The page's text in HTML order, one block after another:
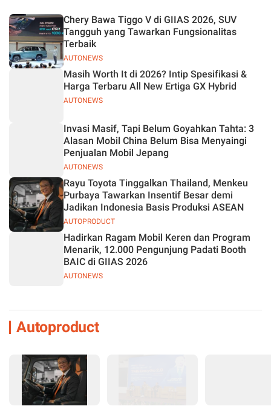
AUTONEWS
Chery Bawa Tiggo V di GIIAS 2026, SUV
Tangguh yang Tawarkan Fungsionalitas
Terbaik
AUTONEWS
Masih Worth It di 2026? Intip Spesifikasi &
Harga Terbaru All New Ertiga GX Hybrid
AUTONEWS
Invasi Masif, Tapi Belum Goyahkan Tahta: 3
Alasan Mobil China Belum Bisa Menyaingi
Penjualan Mobil Jepang
AUTOPRODUCT
Rayu Toyota Tinggalkan Thailand, Menkeu
Purbaya Tawarkan Insentif Besar demi
Jadikan Indonesia Basis Produksi ASEAN
AUTONEWS
Hadirkan Ragam Mobil Keren dan Program
Menarik, 12.000 Pengunjung Padati Booth
BAIC di GIIAS 2026
Autoproduct